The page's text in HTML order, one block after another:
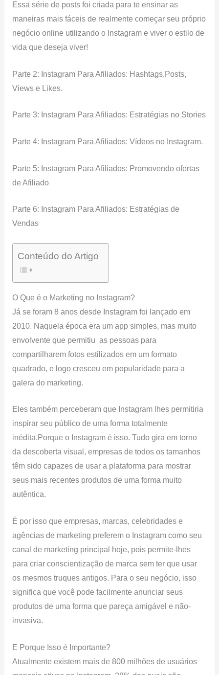
Essa série de posts foi criada para te ensinar as
maneiras mais fáceis de realmente começar seu próprio
negócio online utilizando o Instagram e viver o estilo de
vida que deseja viver!
Parte 2: Instagram Para Afiliados: Hashtags,Posts,
Views e Likes.
Parte 3: Instagram Para Afiliados: Estratégias no Stories
Parte 4: Instagram Para Afiliados: Vídeos no Instagram.
Parte 5: Instagram Para Afiliados: Promovendo ofertas
de Afiliado
Parte 6: Instagram Para Afiliados: Estratégias de
Vendas
Conteúdo do Artigo
O Que é o Marketing no Instagram?
Já se foram 8 anos desde Instagram foi lançado em
2010. Naquela época era um app simples, mas muito
envolvente que permitiu as pessoas para
compartilharem fotos estilizados em um formato
quadrado, e logo cresceu em popularidade para a
galera do marketing.
Eles também perceberam que Instagram lhes permitiria
inspirar seu público de uma forma totalmente
inédita.Porque o Instagram é isso. Tudo gira em torno
da descoberta visual, empresas de todos os tamanhos
têm sido capazes de usar a plataforma para mostrar
seus mais recentes produtos de uma forma muito
autêntica.
É por isso que empresas, marcas, celebridades e
agências de marketing preferem o Instagram como seu
canal de marketing principal hoje, pois permite-lhes
para criar conscientização de marca sem ter que usar
os mesmos truques antigos. Para o seu negócio, isso
significa que você pode facilmente anunciar seus
produtos de uma forma que pareça amigável e não-
invasiva.
E Porque Isso é Importante?
Atualmente existem mais de 800 milhões de usuários